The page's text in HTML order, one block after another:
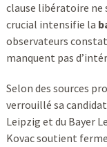
clause libératoire ne
crucial intensifie la
observateurs
manquent pas
Selon des sources
verrouillé sa
Leipzig et du Bayer
Kovac soutient